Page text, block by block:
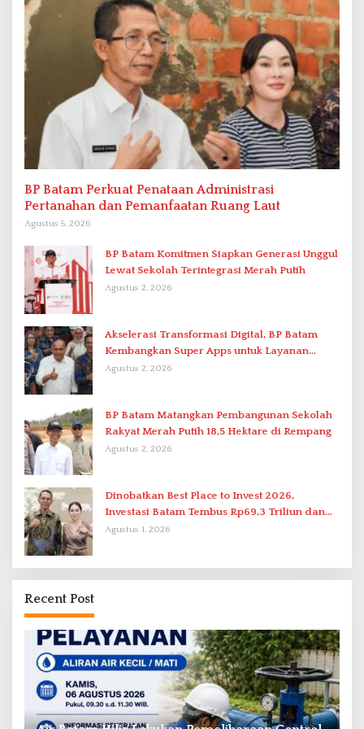
BP Batam Perkuat Penataan Administrasi
Pertanahan dan Pemanfaatan Ruang Laut
Agustus 5, 2026
BP Batam Komitmen Siapkan Generasi Unggul
Lewat Sekolah Terintegrasi Merah Putih
Agustus 2, 2026
Akselerasi Transformasi Digital, BP Batam
Kembangkan Super Apps untuk Layanan
Terpadu
Agustus 2, 2026
BP Batam Matangkan Pembangunan Sekolah
Rakyat Merah Putih 18,5 Hektare di Rempang
Agustus 2, 2026
Dinobatkan Best Place to Invest 2026,
Investasi Batam Tembus Rp69,3 Triliun dan
Ekonomi Tumbuh 6,76 Persen
Agustus 1, 2026
Recent Post